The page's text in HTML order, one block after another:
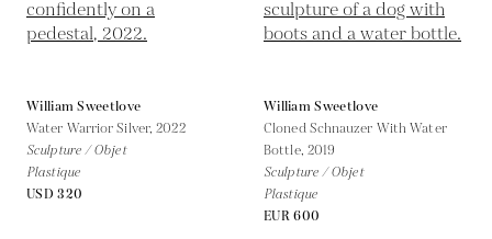
William Sweetlove
Water Warrior Silver,2022
Sculpture / Objet
Plastique
USD 320
William Sweetlove
Cloned Schnauzer With Water
Bottle, 2019
Sculpture / Objet
Plastique
EUR 600